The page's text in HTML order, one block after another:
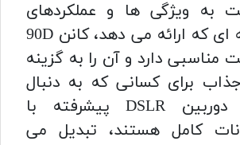
به ویژگی ها و عملکردهای
حرفه ای که ارائه می دهد، کانن 90D
مناسبی دارد و آن را به گزینه
برای کسانی که به دنبال
یک دوربین DSLR پیشرفته با
کامل هستند، تبدیل می